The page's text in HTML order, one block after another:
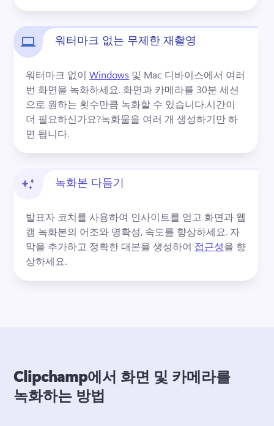
워터마크 없는 무제한 재촬영
워터마크 없이 Windows 및 Mac 디바이스에서 여러
번 화면을 녹화하세요. 화면과 카메라를 30분 세션
으로 원하는 횟수만큼 녹화할 수 있습니다.시간이
더 필요하신가요?녹화물을 여러 개 생성하기만 하
면 됩니다.
녹화본 다듬기
발표자 코치를 사용하여 인사이트를 얻고 화면과 웹
캠 녹화본의 어조와 명확성, 속도를 향상하세요. 자
막을 추가하고 정확한 대본을 생성하여 접근성을 향
상하세요.
Clipchamp에서 화면 및 카메라를
녹화하는 방법